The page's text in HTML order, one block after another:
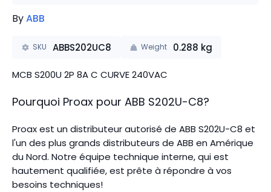
ByABB
SKU ABBS202UC8 Weight 0.288 kg
MCB S200U 2P 8A C CURVE 240VAC
Pourquoi Proax pour ABB S202U-C8?
Proax est un distributeur autorisé de ABB S202U-C8 et
l'un des plus grands distributeurs de ABB en Amérique
du Nord. Notre équipe technique interne, qui est
hautement qualifiée, est prête à répondre à vos
besoins techniques!